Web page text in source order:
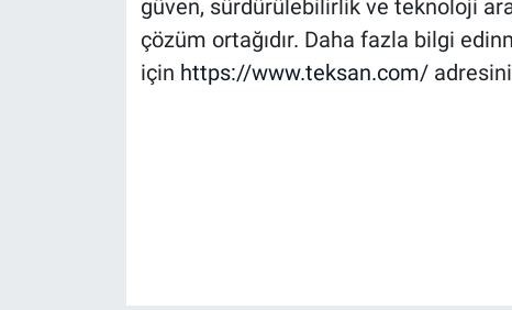
güven, sürdürülebilirlik ve teknoloji
çözüm ortağıdır. Daha fazla bilgi
için https://www.teksan.com/